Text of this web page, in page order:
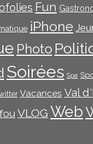
Fun
iPhone
Photo
Soirées Spa
Vacances Val
VLOG Web